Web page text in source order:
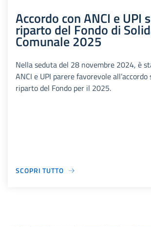
Accordo con ANCI e UPI
riparto del Fondo di
Comunale 2025
Nella seduta del 28 novembre 2024, è
ANCI e UPI parere favorevole
riparto del Fondo per il 2025.
SCOPRI TUTTO